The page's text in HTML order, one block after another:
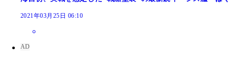
2021年03月25日 06:10